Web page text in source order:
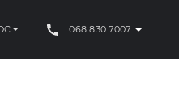
068 830 7007